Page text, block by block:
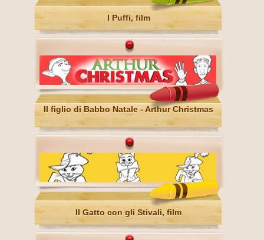
I Puffi, film
Il figlio di Babbo Natale - Arthur Christmas
Il Gatto con gli Stivali, film